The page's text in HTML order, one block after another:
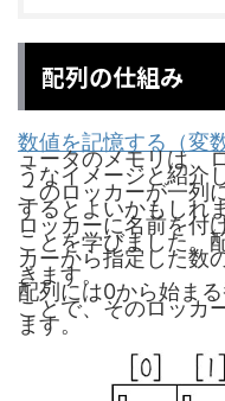
配列の仕組み
数値を記憶する（変
ュータのメモリは、
うなイメージと紹介
このロッカーが一列
するとよいかもしれ
ロッカーに名前を付
ことを学びました。
カーから指定した数
きます。
配列には0から始ま
ことで、そのロッカ
ます。